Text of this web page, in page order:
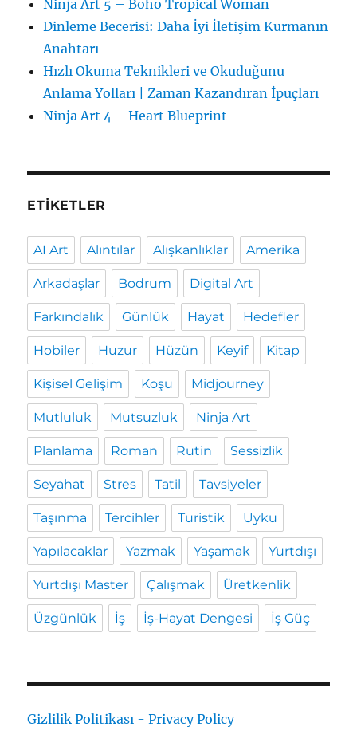
Ninja Art 5 – Boho Tropical Woman
Dinleme Becerisi: Daha İyi İletişim Kurmanın
Anahtarı
Hızlı Okuma Teknikleri ve Okuduğunu
Anlama Yolları | Zaman Kazandıran İpuçları
Ninja Art 4 – Heart Blueprint
ETIKETLER
AI Art Alıntılar Alışkanlıklar Amerika
Arkadaşlar Bodrum Digital Art
Farkındalık Günlük Hayat Hedefler
Hobiler Huzur Hüzün Keyif Kitap
Kişisel Gelişim Koşu Midjourney
Mutluluk Mutsuzluk Ninja Art
Planlama Roman Rutin Sessizlik
Seyahat Stres Tatil Tavsiyeler
Taşınma Tercihler Turistik Uyku
Yapılacaklar Yazmak Yaşamak Yurtdışı
Yurtdışı Master Çalışmak Üretkenlik
Üzgünlük İş İş-Hayat Dengesi İş Güç
Gizlilik Politikası - Privacy Policy